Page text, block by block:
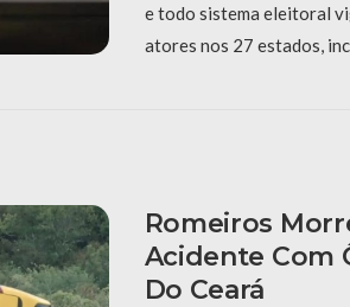
e todo sistema eleitoral
atores nos 27 estados,
Romeiros
Acidente Com
Do Ceará